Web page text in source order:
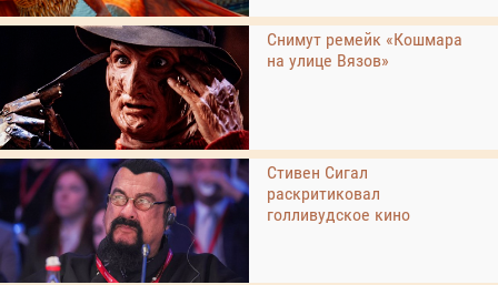
Снимут ремейк «Кошмара
на улице Вязов»
Стивен Сигал
раскритиковал
голливудское кино